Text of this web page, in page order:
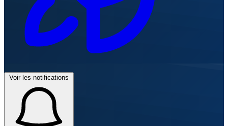
Voir les notifications